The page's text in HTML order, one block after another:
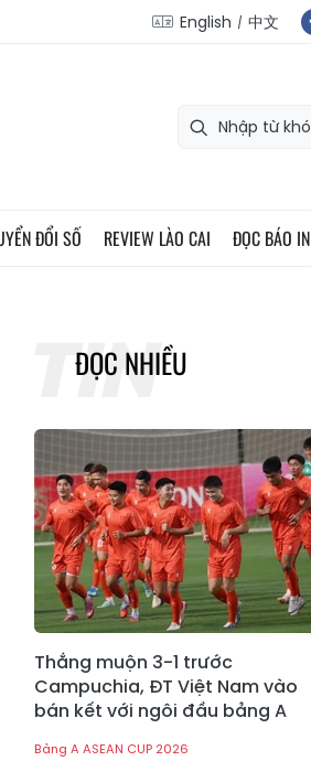
English 中文
ĐỔI SỐ REVIEW LÀO CAI ĐỌC BÁO IN
ĐỌC NHIỀU
Thắng muộn 3-1 trước
Campuchia, ĐT Việt Nam vào
bán kết với ngôi đầu bảng A
Bảng A ASEAN CUP 2026